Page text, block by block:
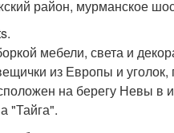
район, мурманское
мебели, света и
из Европы и
на берегу Невы в
"Тайга".